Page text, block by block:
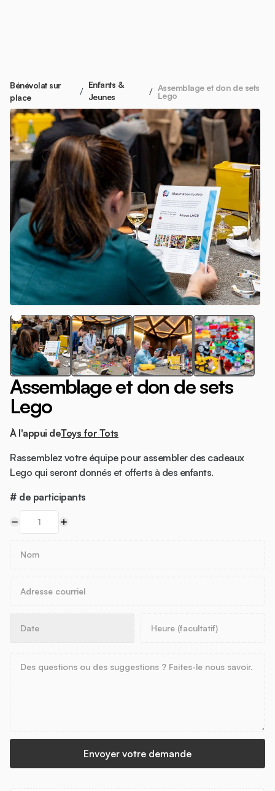
Bénévolat sur
place
/
Enfants &
Jeunes
/ Assemblage et don de sets
Lego
Assemblage et don de sets
Lego
À l'appui deToys for Tots
Rassemblez votre équipe pour assembler des cadeaux
Lego qui seront donnés et offerts à des enfants.
# de participants